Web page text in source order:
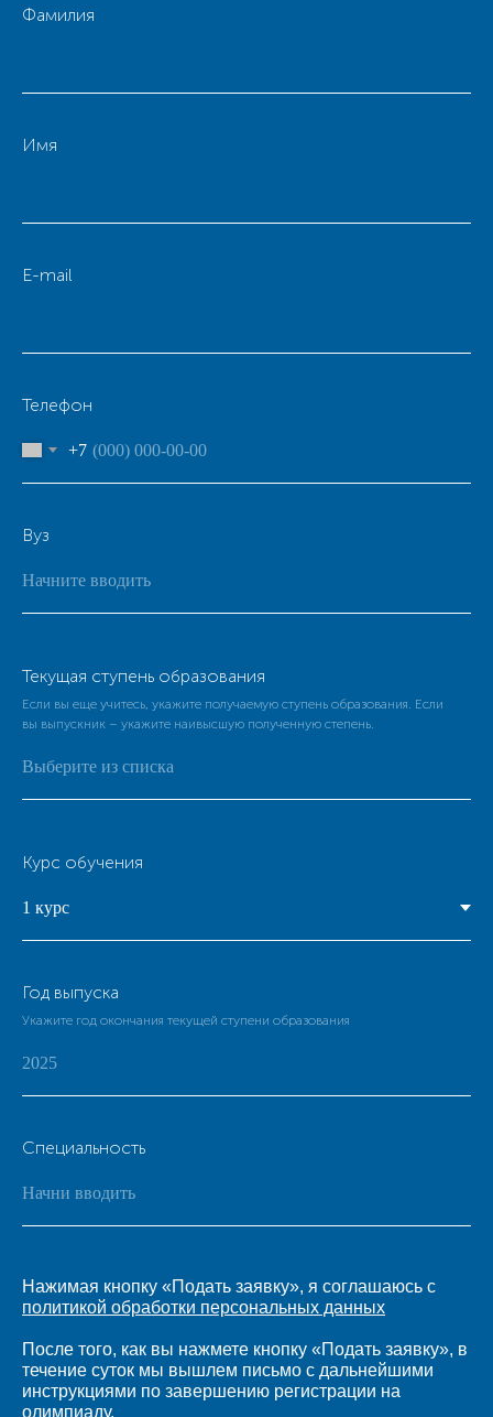
Фамилия
Имя
E-mail
Телефон
+7
Вуз
Текущая ступень образования
Если вы еще учитесь, укажите получаемую ступень образования. Если
вы выпускник – укажите наивысшую полученную степень.
Курс обучения
Год выпуска
Укажите год окончания текущей ступени образования
Специальность
Нажимая кнопку «Подать заявку», я соглашаюсь с
политикой обработки персональных данных
После того, как вы нажмете кнопку «Подать заявку», в
течение суток мы вышлем письмо с дальнейшими
инструкциями по завершению регистрации на
олимпиаду.